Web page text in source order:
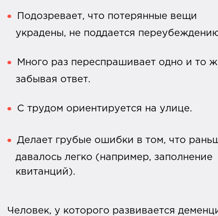
Подозревает, что потерянные вещи
украдены, не поддается
Много раз переспрашивает одно и то
забывая ответ.
С трудом ориентируется на улице.
Делает грубые ошибки в том, что
давалось легко (например, заполнение
квитанций).
Человек, у которого развивается